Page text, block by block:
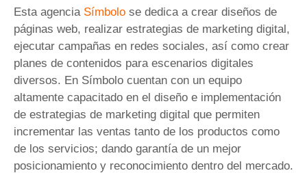
Esta agencia Símbolo se dedica a crear diseños de
páginas web, realizar estrategias de marketing digital,
ejecutar campañas en redes sociales, así como crear
planes de contenidos para escenarios digitales
diversos. En Símbolo cuentan con un equipo
altamente capacitado en el diseño e implementación
de estrategias de marketing digital que permiten
incrementar las ventas tanto de los productos como
de los servicios; dando garantía de un mejor
posicionamiento y reconocimiento dentro del mercado.